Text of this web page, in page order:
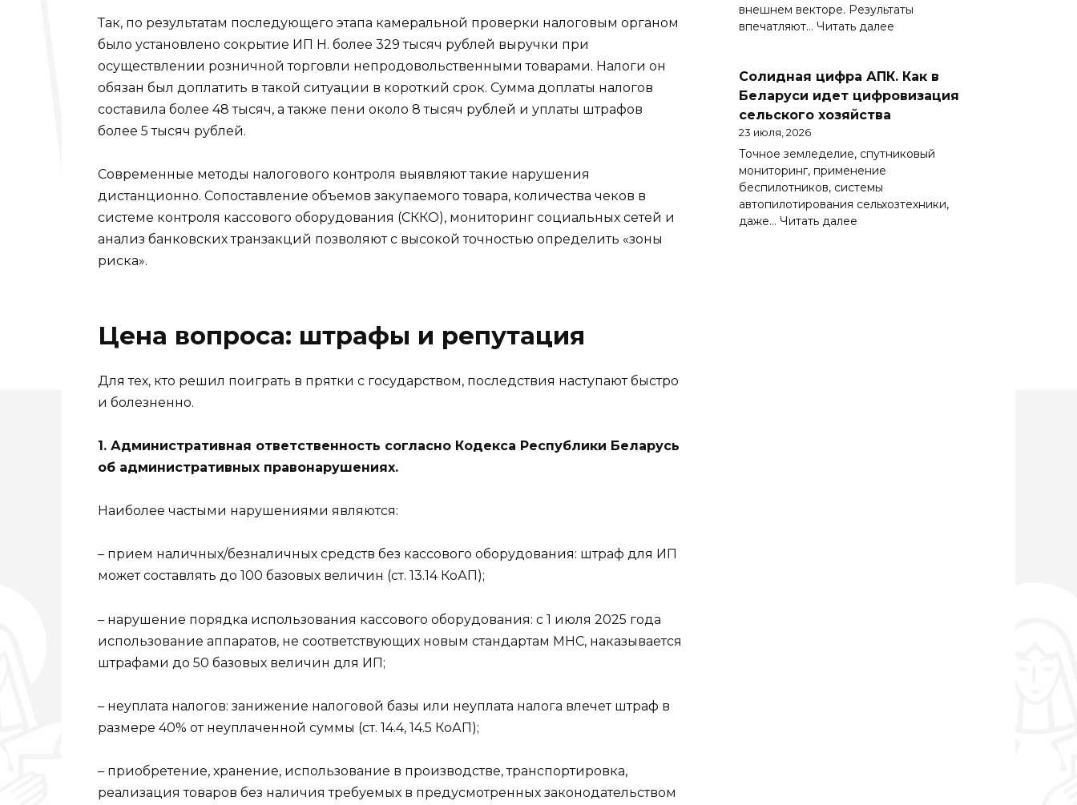
Так, по результатам последующего этапа камеральной проверки налоговым органом
было установлено сокрытие ИП Н. более 329 тысяч рублей выручки при
осуществлении розничной торговли непродовольственными товарами. Налоги он
обязан был доплатить в такой ситуации в короткий срок. Сумма доплаты налогов
составила более 48 тысяч, а также пени около 8 тысяч рублей и уплаты штрафов
более 5 тысяч рублей.
Современные методы налогового контроля выявляют такие нарушения
дистанционно. Сопоставление объемов закупаемого товара, количества чеков в
системе контроля кассового оборудования (СККО), мониторинг социальных сетей и
анализ банковских транзакций позволяют с высокой точностью определить «зоны
риска».
Цена вопроса: штрафы и репутация
Для тех, кто решил поиграть в прятки с государством, последствия наступают быстро
и болезненно.
1. Административная ответственность согласно Кодекса Республики Беларусь
об административных правонарушениях.
Наиболее частыми нарушениями являются:
– прием наличных/безналичных средств без кассового оборудования: штраф для ИП
может составлять до 100 базовых величин (ст. 13.14 КоАП);
– нарушение порядка использования кассового оборудования: с 1 июля 2025 года
использование аппаратов, не соответствующих новым стандартам МНС, наказывается
штрафами до 50 базовых величин для ИП;
– неуплата налогов: занижение налоговой базы или неуплата налога влечет штраф в
размере 40% от неуплаченной суммы (ст. 14.4, 14.5 КоАП);
– приобретение, хранение, использование в производстве, транспортировка,
реализация товаров без наличия требуемых в предусмотренных законодательством
внешнем векторе. Результаты
впечатляют… Читать далее
Почему
для
эффективно
зарубежных
Солидная цифра АПК. Как в
Беларуси идет цифровизация
сельского хозяйства
23 июля, 2026
Точное земледелие, спутниковый
мониторинг, применение
беспилотников, системы
автопилотирования сельхозтехники,
даже… Читать далее